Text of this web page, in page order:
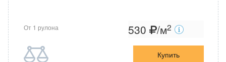
От 1 рулона 530 /м2
Купить